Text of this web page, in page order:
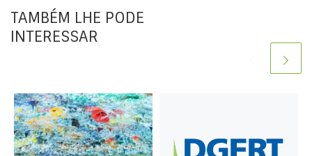
TAMBÉM LHE PODE
INTERESSAR